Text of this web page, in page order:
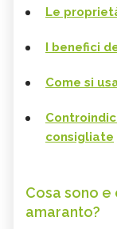
Le
I benefici
Come si
consigliate
Cosa sono
amaranto?